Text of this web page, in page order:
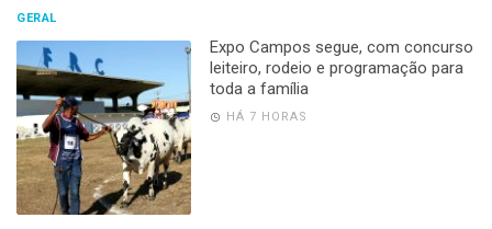
GERAL
Expo Campos segue, com concurso
leiteiro, rodeio e programação para
toda a família
HÁ 7 HORAS